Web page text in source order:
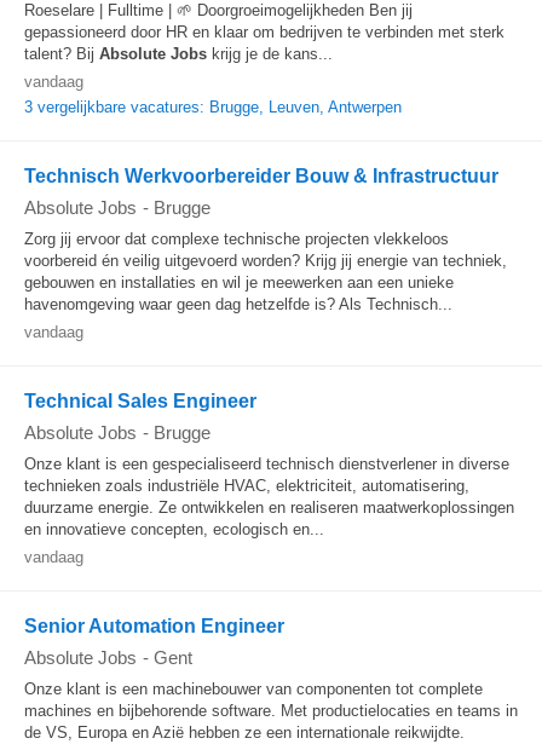
Roeselare | Fulltime | 🌱 Doorgroeimogelijkheden Ben jij
gepassioneerd door HR en klaar om bedrijven te verbinden met sterk
talent? Bij Absolute Jobs krijg je de kans...
vandaag
3 vergelijkbare vacatures: Brugge, Leuven, Antwerpen
Technisch Werkvoorbereider Bouw & Infrastructuur
Absolute Jobs - Brugge
Zorg jij ervoor dat complexe technische projecten vlekkeloos
voorbereid én veilig uitgevoerd worden? Krijg jij energie van techniek,
gebouwen en installaties en wil je meewerken aan een unieke
havenomgeving waar geen dag hetzelfde is? Als Technisch...
vandaag
Technical Sales Engineer
Absolute Jobs - Brugge
Onze klant is een gespecialiseerd technisch dienstverlener in diverse
technieken zoals industriële HVAC, elektriciteit, automatisering,
duurzame energie. Ze ontwikkelen en realiseren maatwerkoplossingen
en innovatieve concepten, ecologisch en...
vandaag
Senior Automation Engineer
Absolute Jobs - Gent
Onze klant is een machinebouwer van componenten tot complete
machines en bijbehorende software. Met productielocaties en teams in
de VS, Europa en Azië hebben ze een internationale reikwijdte.